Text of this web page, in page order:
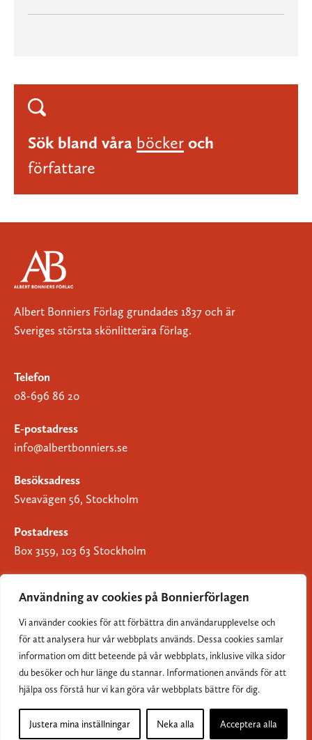
Användning av cookies på Bonnierförlagen
Vi använder cookies för att förbättra din användarupplevelse och
för att analysera hur vår webbplats används. Dessa cookies samlar
information om ditt beteende på vår webbplats, inklusive vilka sidor
du besöker och hur länge du stannar. Informationen används för att
hjälpa oss förstå hur vi kan göra vår webbplats bättre för dig.
Justera mina inställningar Neka alla Acceptera alla
Sök bland våra böcker och
författare
Albert Bonniers Förlag grundades 1837 och är
Sveriges största skönlitterära förlag.
Telefon
08-696 86 20
E-postadress
info@albertbonniers.se
Besöksadress
Sveavägen 56, Stockholm
Postadress
Box 3159, 103 63 Stockholm
Om Bonnierförlagen
Cookies
Integritetspolicy